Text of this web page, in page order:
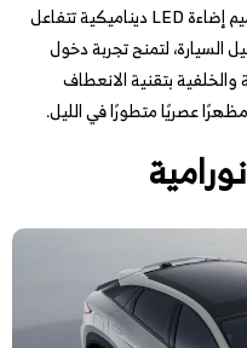
أما الواجهة الأمامية والخلفية فتتألق بتصميم إضاءة LED ديناميكية تتفاعل
لتمنح تجربة دخول
والخلفية بتقنية الانعطاف
عصريًا متطورًا في الليل.